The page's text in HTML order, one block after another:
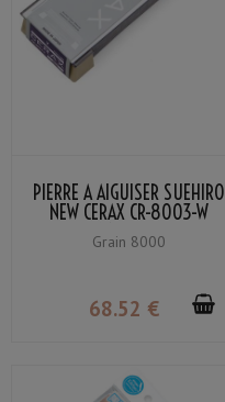
PIERRE À AIGUISER SUEHIRO
NEW CERAX CR-8003-W
GRAIN #8000
Grain 8000
68.52 €